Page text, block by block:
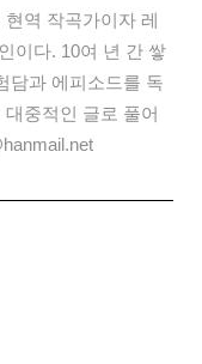
역 작곡가이자 레
이다. 10여 년 간 쌓
담과 에피소드를 독
중적인 글로 풀어